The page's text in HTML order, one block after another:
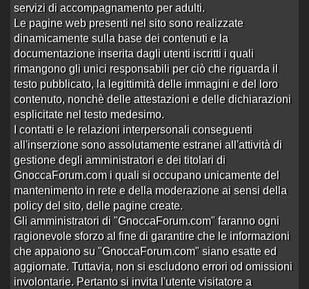
9 risposte
3540 visite
Ultima rispostada
Re:ATTENZIONE!!! Derubato …
21/05/15
non ho parole,,,siamo alla frutta
Aperto da silwer2 alle 13:34 del 18/05/15
3 risposte
1728 visite
Ultima rispostadamagellano78inRe:non
ho parole,,,siamo a…
alle 12:01 del 20/05/15
Raccolta firme per abrogazione legge Me…
Aperto daCameronalle 10:30 del 16/05/15
3 risposte
1339 visite
Ultima risposta da Boss88
firme per abro…alle 12:35 del 18/05/15
CONFESSIONI DI UNA NOPROF
Aperto da ratman71alle 16:48 del 09/05/15
4 risposte
4285 visite
Ultima rispostadaZeus10in
Re:CONFESSIONI DI UNA NOPR…alle
20:23 del 10/05/15
Rosa e jennifer su nola
Aperto daAlberto85alle 21:50 del 29/04/15
servizi di accompagnamento per adulti.
Le pagine web presenti nel sito sono realizzate
dinamicamente sulla base dei contenuti e la
documentazione inserita dagli utenti iscritti i quali
rimangono gli unici responsabili per ciò che riguarda il
testo pubblicato, la legittimità delle immagini e del loro
contenuto, nonchè delle attestazioni e delle dichiarazioni
esplicitate nel testo medesimo.
I contatti e le relazioni interpersonali conseguenti
all'inserzione sono assolutamente estranei all'attività di
gestione degli amministratori e dei titolari di
GnoccaForum.com i quali si occupano unicamente del
mantenimento in rete e della moderazione ai sensi della
policy del sito, delle pagine create.
Gli amministratori di "GnoccaForum.com" faranno ogni
ragionevole sforzo al fine di garantire che le informazioni
che appaiono su "GnoccaForum.com" siano esatte ed
aggiornate. Tuttavia, non si escludono errori od omissioni
involontarie. Pertanto si invita l'utente visitatore a